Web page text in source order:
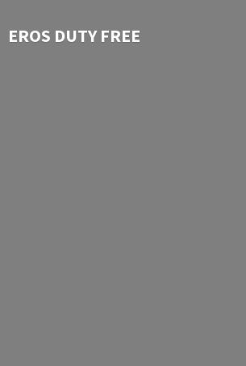
EROS DUTY FREE